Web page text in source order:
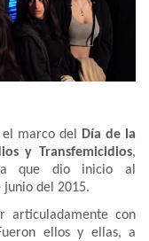
marco del Día de la
y Transfemicidios,
que dio inicio al
junio del 2015.
articuladamente con
ellos y ellas, a